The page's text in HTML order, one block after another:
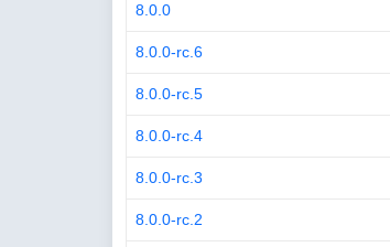
8.0.0
8.0.0-rc.6
8.0.0-rc.5
8.0.0-rc.4
8.0.0-rc.3
8.0.0-rc.2